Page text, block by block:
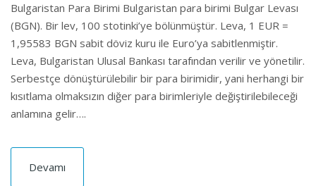
Bulgaristan Para Birimi Bulgaristan para birimi Bulgar Levası
(BGN). Bir lev, 100 stotinki’ye bölünmüştür. Leva, 1 EUR =
1,95583 BGN sabit döviz kuru ile Euro’ya sabitlenmiştir.
Leva, Bulgaristan Ulusal Bankası tarafından verilir ve yönetilir.
Serbestçe dönüştürülebilir bir para birimidir, yani herhangi bir
kısıtlama olmaksızın diğer para birimleriyle değiştirilebileceği
anlamına gelir….
Devamı